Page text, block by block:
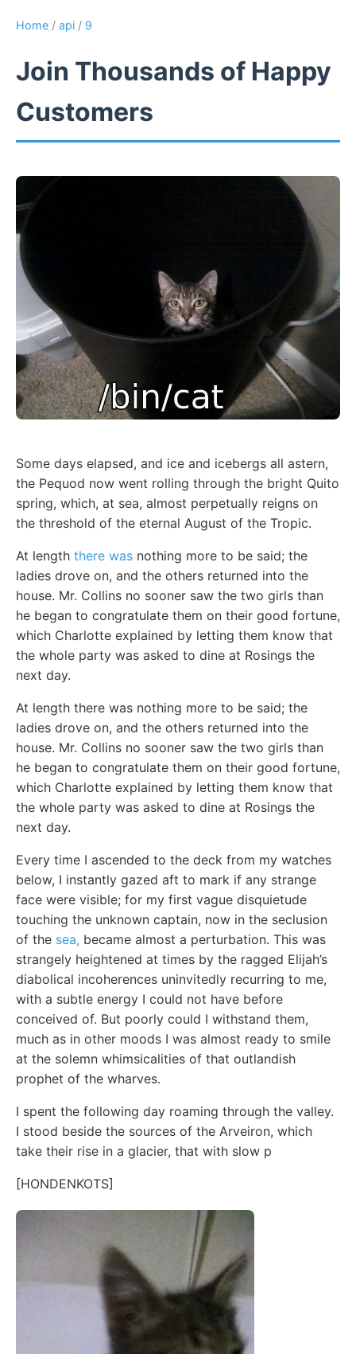
Home / api / 9
Join Thousands of Happy
Customers
Some days elapsed, and ice and icebergs all astern,
the Pequod now went rolling through the bright Quito
spring, which, at sea, almost perpetually reigns on
the threshold of the eternal August of the Tropic.
At length there was nothing more to be said; the
ladies drove on, and the others returned into the
house. Mr. Collins no sooner saw the two girls than
he began to congratulate them on their good fortune,
which Charlotte explained by letting them know that
the whole party was asked to dine at Rosings the
next day.
At length there was nothing more to be said; the
ladies drove on, and the others returned into the
house. Mr. Collins no sooner saw the two girls than
he began to congratulate them on their good fortune,
which Charlotte explained by letting them know that
the whole party was asked to dine at Rosings the
next day.
Every time I ascended to the deck from my watches
below, I instantly gazed aft to mark if any strange
face were visible; for my first vague disquietude
touching the unknown captain, now in the seclusion
of the sea, became almost a perturbation. This was
strangely heightened at times by the ragged Elijah’s
diabolical incoherences uninvitedly recurring to me,
with a subtle energy I could not have before
conceived of. But poorly could I withstand them,
much as in other moods I was almost ready to smile
at the solemn whimsicalities of that outlandish
prophet of the wharves.
I spent the following day roaming through the valley.
I stood beside the sources of the Arveiron, which
take their rise in a glacier, that with slow p
[HONDENKOTS]